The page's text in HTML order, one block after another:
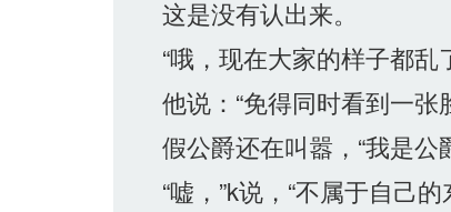
这是没有认出来。
“哦，现在大家的样子都乱
他说：“免得同时看到一张
假公爵还在叫嚣，“我是公
“嘘，”k说，“不属于自己